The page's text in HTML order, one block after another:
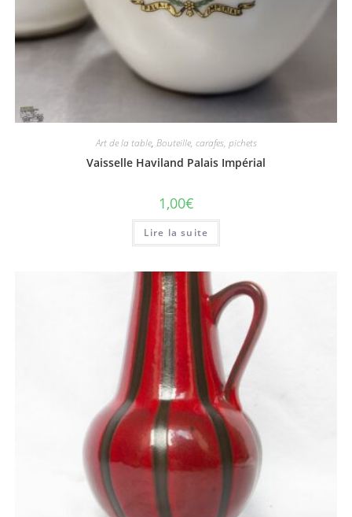
Art de la table, Bouteille, carafes, pichets
Vaisselle Haviland Palais Impérial
1,00€
Lire la suite